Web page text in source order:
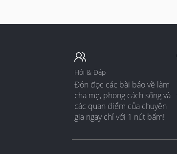
Hỏi & Đáp
Đón đọc các bài báo về làm
cha mẹ, phong cách sống và
các quan điểm của chuyên
gia ngay chỉ với 1 nút bấm!